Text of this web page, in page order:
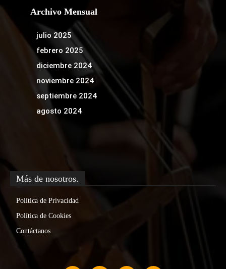
Archivo Mensual
julio 2025
febrero 2025
diciembre 2024
noviembre 2024
septiembre 2024
agosto 2024
Más de nosotros.
Política de Privacidad
Política de Cookies
Contáctanos